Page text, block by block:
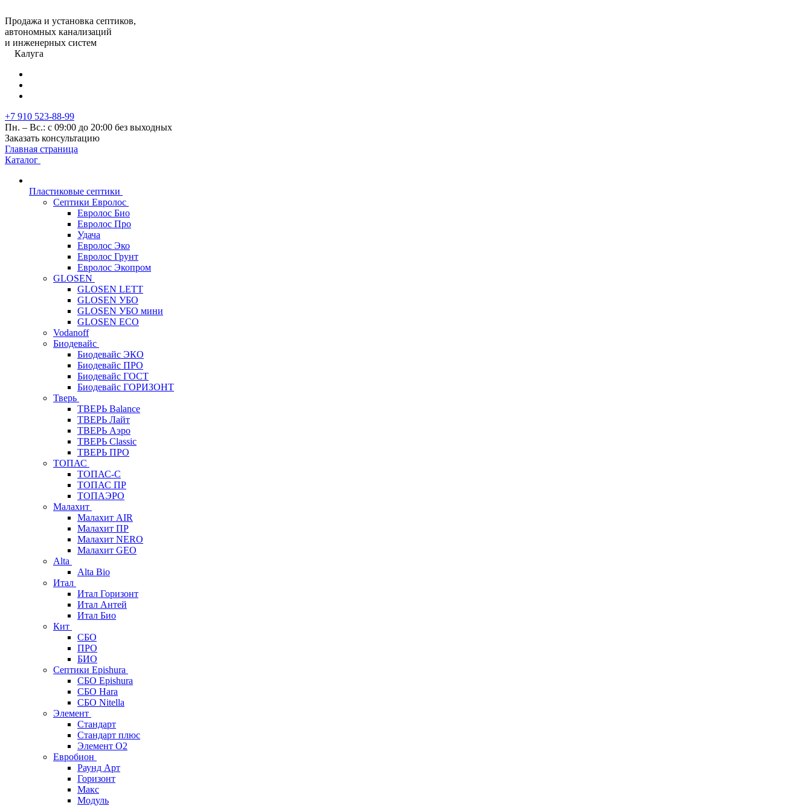
Продажа и установка септиков,
автономных канализаций
и инженерных систем
Калуга
+7 910 523-88-99
Пн. – Вс.: с 09:00 до 20:00 без выходных
Заказать консультацию
Главная страница
Каталог
Пластиковые септики
Септики Евролос
Евролос Био
Евролос Про
Удача
Евролос Эко
Евролос Грунт
Евролос Экопром
GLOSEN
GLOSEN LETT
GLOSEN УБО
GLOSEN УБО мини
GLOSEN ECO
Vodanoff
Биодевайс
Биодевайс ЭКО
Биодевайс ПРО
Биодевайс ГОСТ
Биодевайс ГОРИЗОНТ
Тверь
ТВЕРЬ Balance
ТВЕРЬ Лайт
ТВЕРЬ Аэро
ТВЕРЬ Classic
ТВЕРЬ ПРО
ТОПАС
ТОПАС-С
ТОПАС ПР
ТОПАЭРО
Малахит
Малахит AIR
Малахит ПР
Малахит NERO
Малахит GEO
Alta
Alta Bio
Итал
Итал Горизонт
Итал Антей
Итал Био
Кит
СБО
ПРО
БИО
Септики Epishura
СБО Epishura
СБО Hara
СБО Nitella
Элемент
Стандарт
Стандарт плюс
Элемент О2
Евробион
Раунд Арт
Горизонт
Макс
Модуль